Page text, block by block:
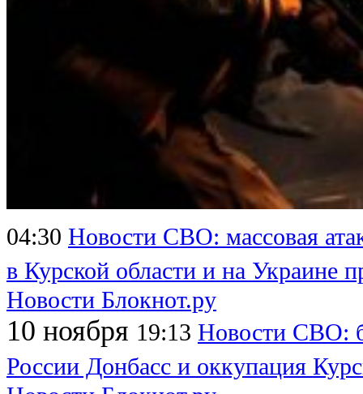
04:30 Новости СВО: массовая
в Курской области и на Украине
Новости Блокнот.ру
10 ноября 19:13 Новости СВО:
России Донбасс и оккупация